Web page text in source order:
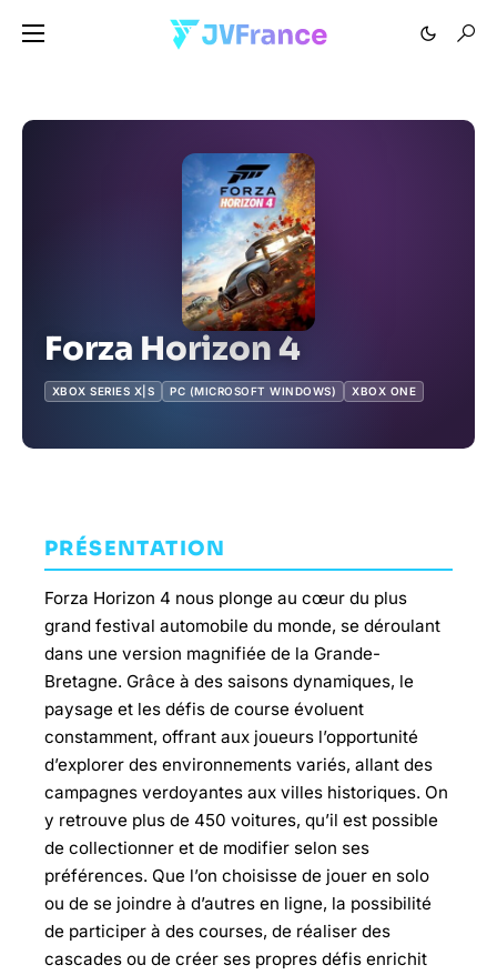
Forza Horizon 4
XBOX SERIES X|S PC (MICROSOFT WINDOWS) XBOX ONE
PRÉSENTATION
Forza Horizon 4 nous plonge au cœur du plus
grand festival automobile du monde, se déroulant
dans une version magnifiée de la Grande-
Bretagne. Grâce à des saisons dynamiques, le
paysage et les défis de course évoluent
constamment, offrant aux joueurs l’opportunité
d’explorer des environnements variés, allant des
campagnes verdoyantes aux villes historiques. On
y retrouve plus de 450 voitures, qu’il est possible
de collectionner et de modifier selon ses
préférences. Que l’on choisisse de jouer en solo
ou de se joindre à d’autres en ligne, la possibilité
de participer à des courses, de réaliser des
cascades ou de créer ses propres défis enrichit